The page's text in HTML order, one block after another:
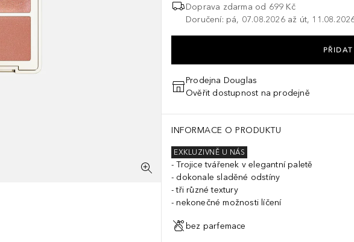
Doprava zdarma od 699 Kč
Doručení: pá, 07.08.2026 až út,
Prodejna Douglas
Ověřit dostupnost na prodejně
INFORMACE O PRODUKTU
EXKLUZIVNĚ U NÁS
Trojice tvářenek v elegantní paletě
dokonale sladěné odstíny
tři různé textury
nekonečné možnosti líčení
bez parfemace